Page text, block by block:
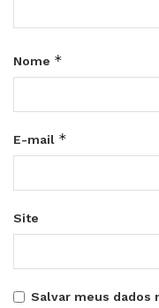
Nome *
E-mail *
Site
Salvar meus dados